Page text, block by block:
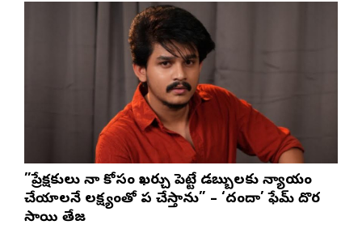
”ప్రేక్షకులు నా కోసం ఖర్చు పెట్టే డబ్బులకు న్యాయం
చేయాలనే లక్ష్యంతో పని చేస్తాను” – ‘దందా’ ఫేమ్ దొర
సాయి తేజ